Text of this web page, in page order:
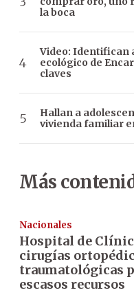
la boca
Video: Identifican
ecológico de
claves
Hallan a
vivienda familiar
Más
Nacionales
Hospital de
cirugías
traumatológicas
escasos recursos